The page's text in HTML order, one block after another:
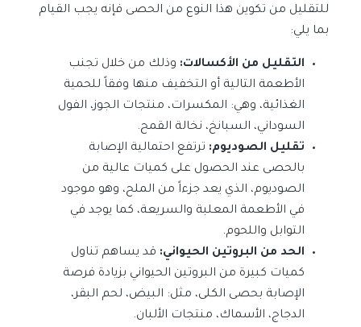
للتقليل من تكوين هذا النوع من الحصى فإنه يجب القيام
بما يلي:
التقليل من الأكسالات: وذلك من خلال تجنب
الأطعمة التالية أو التخفيف منها وفقاً للحمية
الغذائية، وهي: المكسرات، منتجات الجوز، الفول
السوداني، السبانخ، نخالة القمح.
تقليل الصوديوم: ترتفع احتمالية الإصابة
بالحصى عند الحصول على كميات عالية من
الصوديوم، الذي يعد جزءاً من الملح، وهو موجود
في الأطعمة المعلبة والسريعة، كما يوجد في
التوابل واللحوم.
الحد من البروتين الحيواني: قد يساهم تناول
كميات كبيرة من البروتين الحيواني بزيادة فرصة
الإصابة بحصى الكلى، مثل: البيض، لحم البقر،
الدجاج، الأسماك، منتجات الألبان.